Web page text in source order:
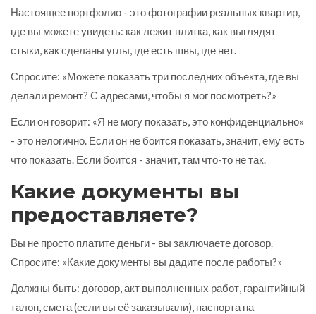
Настоящее портфолио - это фотографии реальных квартир,
где вы можете увидеть: как лежит плитка, как выглядят
стыки, как сделаны углы, где есть швы, где нет.
Спросите: «Можете показать три последних объекта, где вы
делали ремонт? С адресами, чтобы я мог посмотреть?»
Если он говорит: «Я не могу показать, это конфиденциально»
- это нелогично. Если он не боится показать, значит, ему есть
что показать. Если боится - значит, там что-то не так.
Какие документы вы
предоставляете?
Вы не просто платите деньги - вы заключаете договор.
Спросите: «Какие документы вы дадите после работы?»
Должны быть: договор, акт выполненных работ, гарантийный
талон, смета (если вы её заказывали), паспорта на